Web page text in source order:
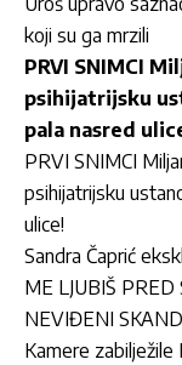
koji su ga mrzili
PRVI SNIMCI
psihijatrijsku
pala nasred
PRVI SNIMCI
psihijatrijsku
ulice!
Sandra Čaprić
ME LJUBIŠ PRED
NEVIĐENI
Kamere zabilježile